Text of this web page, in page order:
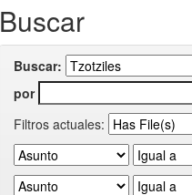
Buscar
Buscar:
por
Filtros actuales: